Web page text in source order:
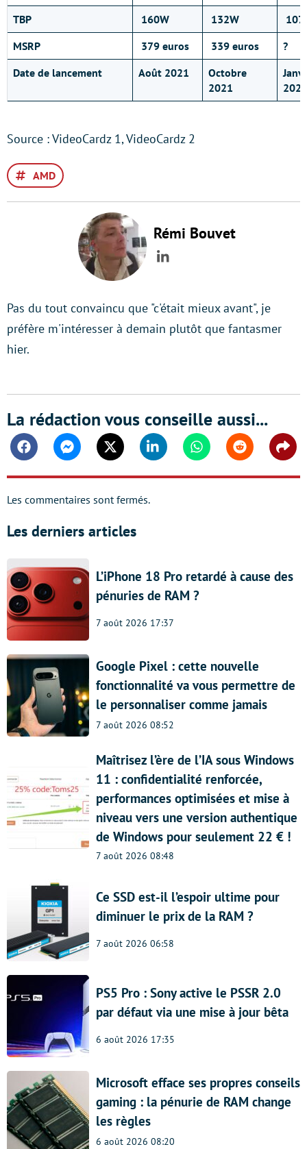
TBP 160W 132W
MSRP
379 euros 339 euros
?
Date de lancement
Août 2021
Octobre
2021
2022
Source : VideoCardz 1, VideoCardz 2
AMD
Rémi Bouvet
LinkedIn
Pas du tout convaincu que "c'était mieux avant", je
préfère m'intéresser à demain plutôt que fantasmer
hier.
La rédaction vous conseille aussi...
FacebookMessengerTwitter Linkedin WhatsappReddit
Les commentaires sont fermés.
Les derniers articles
L’iPhone 18 Pro retardé à cause des
pénuries de RAM ?
7 août 2026 17:37
Google Pixel : cette nouvelle
fonctionnalité va vous permettre de
le personnaliser comme jamais
7 août 2026 08:52
Maîtrisez l’ère de l’IA sous Windows
11 : confidentialité renforcée,
performances optimisées et mise à
niveau vers une version authentique
de Windows pour seulement 22 € !
7 août 2026 08:48
Ce SSD est-il l’espoir ultime pour
diminuer le prix de la RAM ?
7 août 2026 06:58
PS5 Pro : Sony active le PSSR 2.0
par défaut via une mise à jour bêta
6 août 2026 17:35
Microsoft efface ses propres conseils
gaming : la pénurie de RAM change
les règles
6 août 2026 08:20